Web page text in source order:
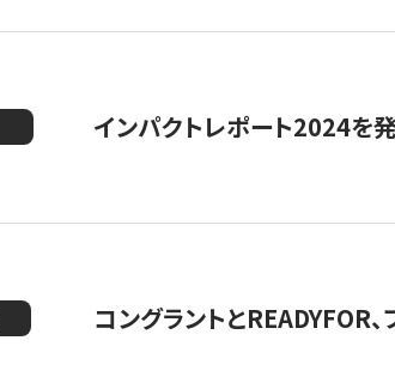
インパクトレポート2024を
コングラントとREADYFOR